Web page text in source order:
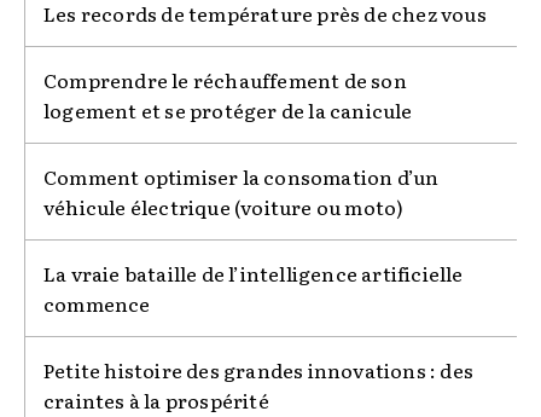
Les records de température près de chez vous
Comprendre le réchauffement de son
logement et se protéger de la canicule
Comment optimiser la consomation d’un
véhicule électrique (voiture ou moto)
La vraie bataille de l’intelligence artificielle
commence
Petite histoire des grandes innovations : des
craintes à la prospérité